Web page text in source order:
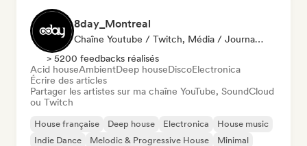
8day_Montreal
Chaîne Youtube / Twitch, Média / Journaliste
> 5200 feedbacks réalisés
Acid houseAmbientDeep houseDiscoElectronica
Écrire des articles
Partager les artistes sur ma chaîne YouTube, SoundCloud
ou Twitch
House française Deep house Electronica
House music
Indie Dance
Melodic & Progressive House
Minimal